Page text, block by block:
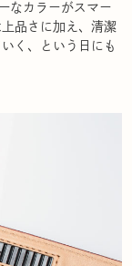
なカラーがスマー
品さに加え、清潔
く、という日にも